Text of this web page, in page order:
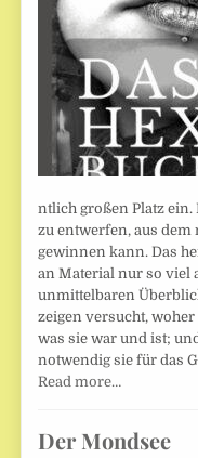
ntlich großen Platz ein.
zu entwerfen, aus
gewinnen kann. Das
an Material nur so viel
unmittelbaren
zeigen versucht,
was sie war und ist;
notwendig sie für das
Read more…
Der Mondsee